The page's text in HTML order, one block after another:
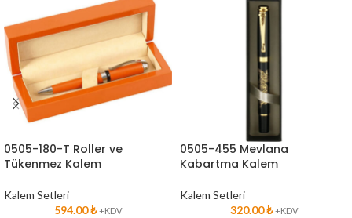
0505-180-T Roller ve
Tükenmez Kalem
Kalem Setleri
594.00₺ +KDV
0505-455 Mevlana
Kabartma Kalem
Kalem Setleri
320.00₺ +KDV